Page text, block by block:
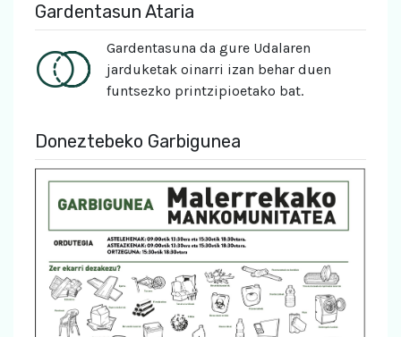
Gardentasun Ataria
Gardentasuna da gure Udalaren
jarduketak oinarri izan behar duen
funtsezko printzipioetako bat.
Doneztebeko Garbigunea